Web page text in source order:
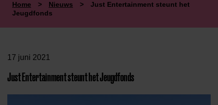
Home > Nieuws >
Just Entertainment steunt het
Jeugdfonds
17 juni 2021
Just Entertainment steunt het Jeugdfonds